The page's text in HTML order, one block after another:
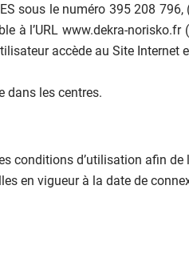
sous le numéro 395 208 796,
l’URL www.dekra-norisko.fr
accède au Site Internet
dans les centres.
conditions d’utilisation afin
en vigueur à la date de